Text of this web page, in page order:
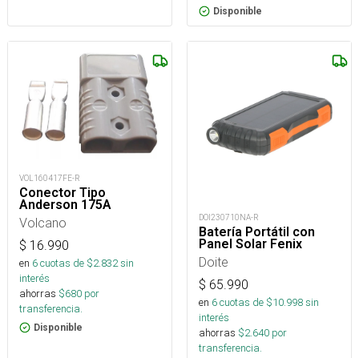
Disponible
VOL160417FE-R
Conector Tipo
Anderson 175A
Volcano
$ 16.990
en 6cuotas de $2.832sin
interés
ahorras $680 por
transferencia.
Disponible
DOI230710NA-R
Batería Portátil con
Panel Solar Fenix
Doite
$ 65.990
en 6cuotas de $10.998sin
interés
ahorras $2.640 por
transferencia.